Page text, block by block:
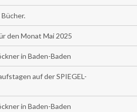
den Monat Mai 2025
in Baden-Baden
auf der SPIEGEL-
in Baden-Baden